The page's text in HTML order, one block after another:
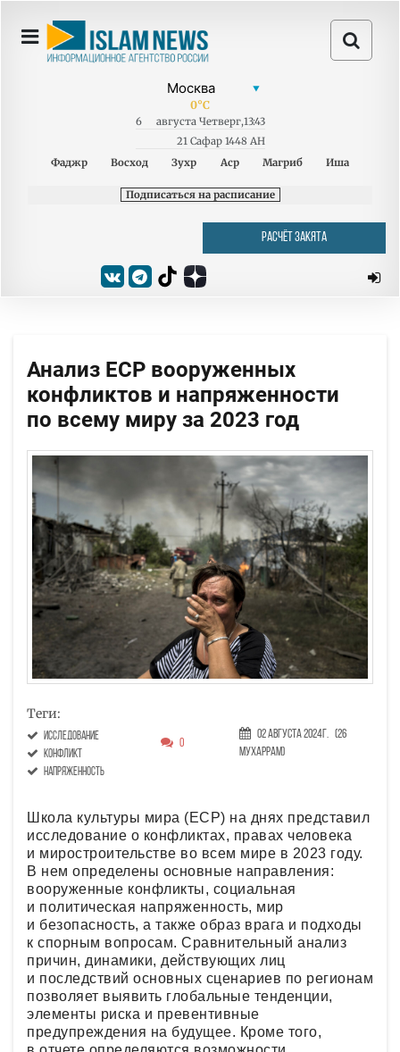
0°C
6 августа Четверг,13:43
21 Сафар 1448 AH
Фаджр
Восход Зухр Аср Магриб Иша
Подписаться на расписание
РАСЧЁТ ЗАКЯТА
Анализ ECP вооруженных
конфликтов и напряженности
по всему миру за 2023 год
Теги:
исследование
конфликт
напряженность
0
02 Августа 2024г. (26
Мухаррам)
Школа культуры мира (ECP) на днях представил
исследование о конфликтах, правах человека
и миростроительстве во всем мире в 2023 году.
В нем определены основные направления:
вооруженные конфликты, социальная
и политическая напряженность, мир
и безопасность, а также образ врага и подходы
к спорным вопросам. Сравнительный анализ
причин, динамики, действующих лиц
и последствий основных сценариев по регионам
позволяет выявить глобальные тенденции,
элементы риска и превентивные
предупреждения на будущее. Кроме того,